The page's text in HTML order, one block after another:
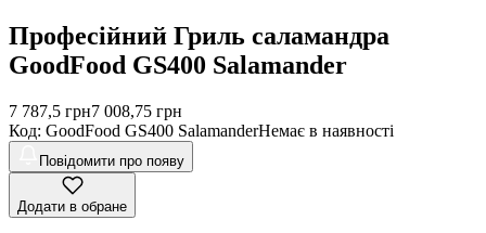
Професійний Гриль саламандра
GoodFood GS400 Salamander
7 787,5 грн7 008,75 грн
Код: GoodFood GS400 SalamanderНемає в наявності
Повідомити про появу
Додати в обране